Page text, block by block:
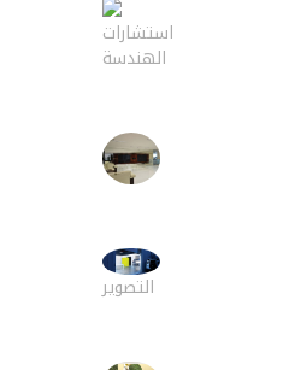
استشارات
الهندسة
التصوير